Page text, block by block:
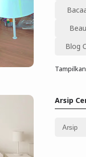
Posting Komentar
12 komentar
Blog
Arsip